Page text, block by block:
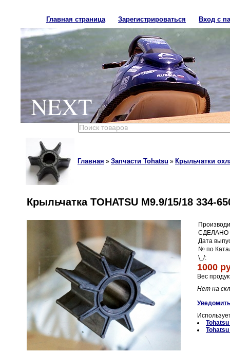
Главная страница Зарегистрироваться Вход с
NEXT
Главная » Запчасти Tohatsu » Крыльчатки
Крыльчатка TOHATSU M9.9/15/18 334-
СДЕЛАНО
Дата
№ по
\_/:
1000
Вес
Нет на